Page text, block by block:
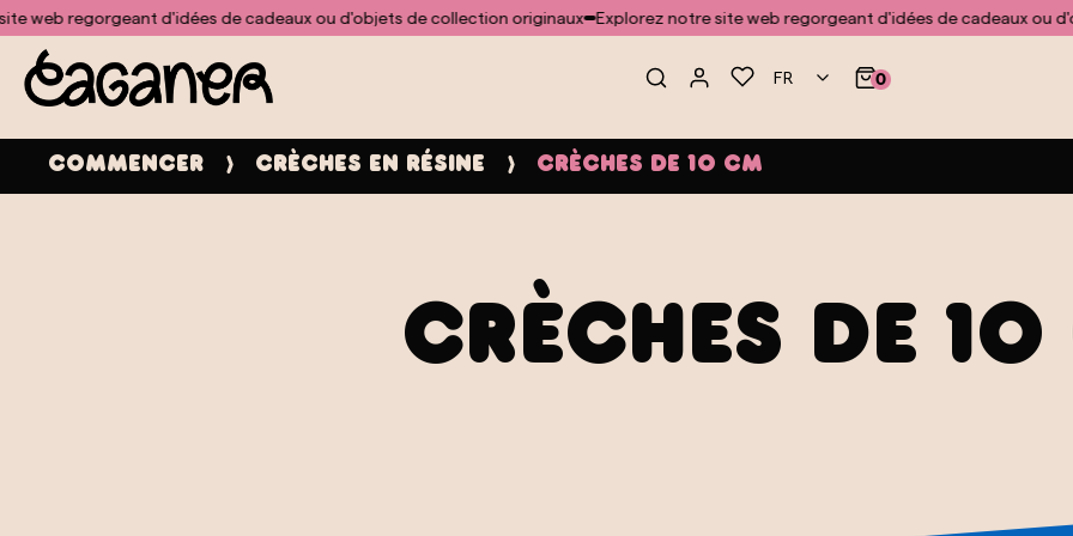
Aucun modèle n'a été trouvé pour le module doofinder
regorgeant d'idées de cadeaux ou d'objets de collection originaux Explorez notre site web regorgeant d'idées de cadeaux ou
FR 0
Commencer crèches en résine Crèches de 10 cm
Crèches de 10